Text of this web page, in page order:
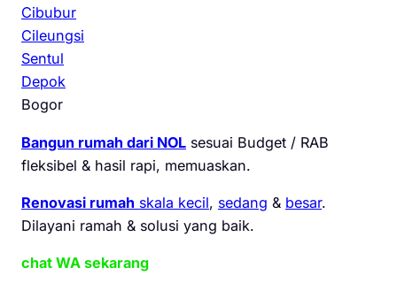
Cibubur
Cileungsi
Sentul
Depok
Bogor
Bangun rumah dari NOL sesuai Budget / RAB
fleksibel & hasil rapi, memuaskan.
Renovasi rumah skala kecil, sedang & besar.
Dilayani ramah & solusi yang baik.
chat WA sekarang